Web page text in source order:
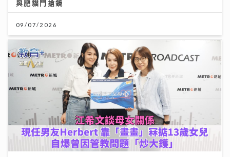
與肥貓鬥搶鏡
09/07/2026